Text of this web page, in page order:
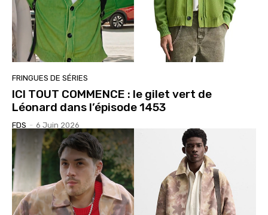
FRINGUES DE SÉRIES
ICI TOUT COMMENCE : le gilet vert de
Léonard dans l’épisode 1453
FDS - 6 Juin 2026